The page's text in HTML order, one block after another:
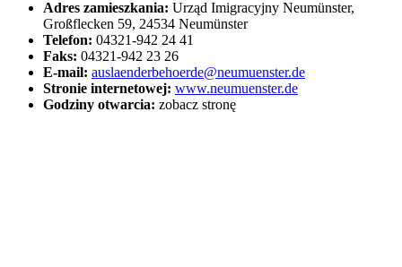
Adres zamieszkania: Urząd Imigracyjny Neumünster,
Großflecken 59, 24534 Neumünster
Telefon: 04321-942 24 41
Faks: 04321-942 23 26
E-mail: auslaenderbehoerde@neumuenster.de
Stronie internetowej: www.neumuenster.de
Godziny otwarcia: zobacz stronę